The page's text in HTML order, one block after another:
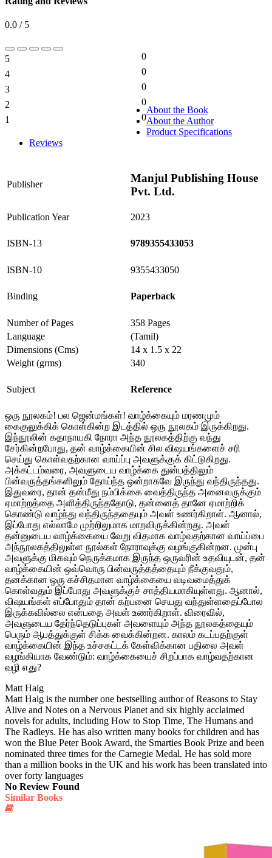
0.0 / 5
5
0
4
0
3
0
2
0
1
0
About the Book
About the Author
Product Specifications
Reviews
Publisher
Manjul Publishing House
Pvt. Ltd.
Publication Year 2023
ISBN-13 9789355433053
ISBN-10 9355433050
Binding Paperback
Number of Pages
358 Pages
Language
(Tamil)
Dimensions (Cms)
14 x 1.5 x 22
Weight (grms)
340
Subject Reference
ஒரு நூலகம்! பல ஜென்மங்கள்! வாழ்க்கையும் மரணமும்
கைகுலுக்கிக் கொள்கின்ற இடத்தில் ஒரு நூலகம் இருக்கிறது.
இந்நூலின் கதாநாயகி நோரா அந்த நூலகத்திற்கு வந்து
சேர்கின்றபோது, தன் வாழ்க்கையின் சில விஷயங்களைச் சரி
செய்து கொள்வதற்கான வாய்ப்பு அவளுக்குக் கிட்டுகிறது.
அக்கட்டம்வரை, அவளுடைய வாழ்க்கை துன்பத்திலும்
பின்வருத்தங்களிலும் தோய்ந்த ஒன்றாகவே இருந்து வந்திருந்தது.
இதுவரை, தான் தன்மீது நம்பிக்கை வைத்திருந்த அனைவருக்கும்
ஏமாற்றத்தை அளித்திருந்ததோடு, தன்னைத் தானே ஏமாற்றிக்
கொண்டு வாழ்ந்து வந்திருந்ததையும் அவள் உணர்கிறாள். ஆனால்,
இப்போது எல்லாமே முற்றிலுமாக மாறவிருக்கின்றது. அவள்
தன்னுடைய வாழ்க்கையை வேறு விதமாக வாழ்வதற்கான வாய்ப்பை
அந்நூலகத்திலுள்ள நூல்கள் நோராவுக்கு வழங்குகின்றன. முன்பு
அவளுக்கு மிகவும் நெருக்கமாக இருந்த ஒருவரின் உதவியுடன், தன்
வாழ்க்கையின் ஒவ்வொரு பின்வருத்தத்தையும் நீக்குவதும்,
தனக்கான ஒரு கச்சிதமான வாழ்க்கையை வடிவமைத்துக்
கொள்வதும் இப்போது அவளுக்குச் சாத்தியமாகியுள்ளது. ஆனால்,
விஷயங்கள் எப்போதும் தான் கற்பனை செயது வந்துள்ளதைப்போல
இருக்கவில்லை என்பதை அவள் உணர்கிறாள். விரைவில்,
அவளுடைய தேர்ந்தெடுப்புகள் அவளையும் அந்த நூலகத்தையும்
பெரும் ஆபத்துக்குள் சிக்க வைக்கின்றன. காலம் கடப்பதற்குள்
வாழ்க்கையின் இந்த உச்சகட்டக் கேள்விக்கான பதிலை அவள்
வழங்கியாக வேண்டும்: வாழ்க்கையைச் சிறப்பாக வாழ்வதற்கான
வழி எது?
Matt Haig
Matt Haig is the number one bestselling author of Reasons to Stay
Alive and Notes on a Nervous Planet and six highly acclaimed
novels for adults, including How to Stop Time, The Humans and
The Radleys. He has also written many books for children and has
won the Blue Peter Book Award, the Smarties Book Prize and been
nominated three times for the Carnegie Medal. He has sold more
than a million books in the UK and his work has been translated into
over forty languages
No Review Found
Similar Books